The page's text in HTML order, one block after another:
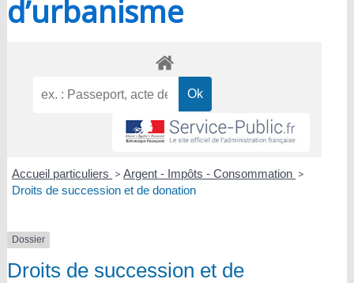
d’urbanisme
Accueil particuliers > Argent - Impôts - Consommation >
Droits de succession et de donation
Dossier
Droits de succession et de